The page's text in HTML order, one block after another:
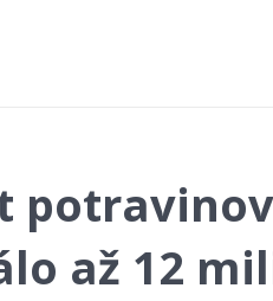
až 12